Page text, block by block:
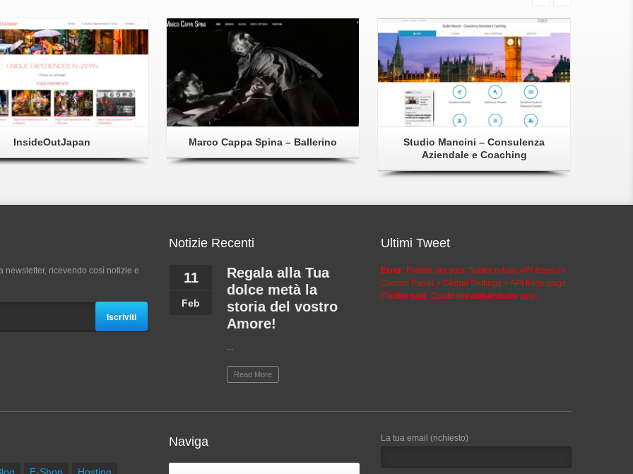
InsideOutJapan Marco Cappa Spina – Ballerino
Studio Mancini – Consulenza
Aziendale e Coaching
newsletter, ricevendo così notizie e
Iscriviti
Notizie Recenti
11
Feb
Regala alla Tua
dolce metà la
storia del vostro
Amore!
...
Read More
Ultimi Tweet
Error: Please set your Twitter oAuth API Keys on
Control Panel > Global Settings > API Keys page.
(Twitter said: Could not authenticate you.)
Naviga La tua email (richiesto)